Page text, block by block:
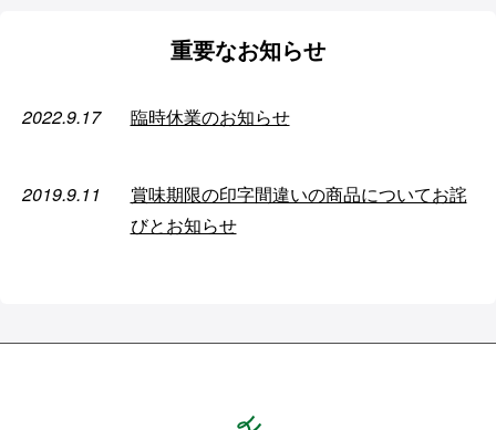
重要なお知らせ
2022.9.17 臨時休業のお知らせ
2019.9.11
賞味期限の印字間違いの商品についてお詫
びとお知らせ